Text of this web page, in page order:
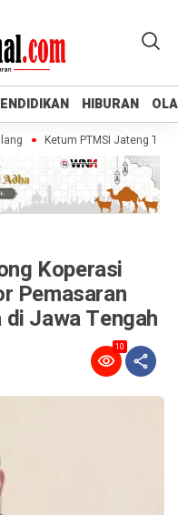
HIBURAN
HIBURAN
Ketum PTMSI Jateng Tinjau
Koperasi
Pemasaran
Jawa Tengah
10